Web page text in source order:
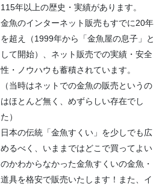
115年以上の歴史・実績があります。
金魚のインターネット販売もすでに20年
を超え（1999年から「金魚屋の息子」と
して開始）、ネット販売での実績・安全
性・ノウハウも蓄積されています。
（当時はネットでの金魚の販売というの
はほとんど無く、めずらしい存在でし
た）
日本の伝統「金魚すくい」を少しでも広
めるべく、いままではどこで買ってよい
のかわからなかった金魚すくいの金魚・
道具を格安で販売いたします！また、イ